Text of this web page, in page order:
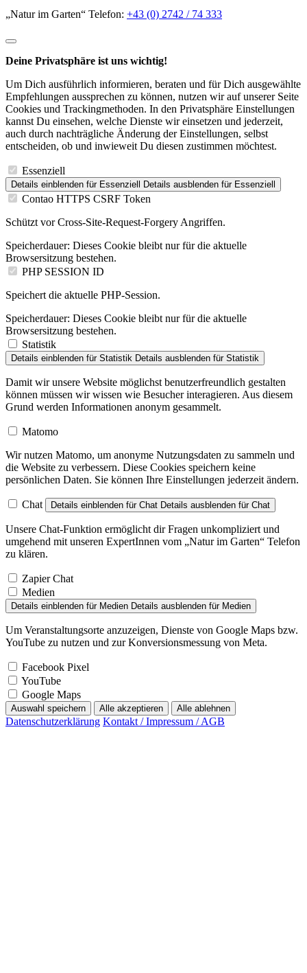
„Natur im Garten“ Telefon: +43 (0) 2742 / 74 333
Deine Privatsphäre ist uns wichtig!
Um Dich ausführlich informieren, beraten und für Dich ausgewählte
Empfehlungen aussprechen zu können, nutzen wir auf unserer Seite
Cookies und Trackingmethoden. In den Privatsphäre Einstellungen
kannst Du einsehen, welche Dienste wir einsetzen und jederzeit,
auch durch nachträgliche Änderung der Einstellungen, selbst
entscheiden, ob und inwieweit Du diesen zustimmen möchtest.
Essenziell
Details einblenden für Essenziell Details ausblenden für Essenziell
Contao HTTPS CSRF Token
Schützt vor Cross-Site-Request-Forgery Angriffen.
Speicherdauer: Dieses Cookie bleibt nur für die aktuelle
Browsersitzung bestehen.
PHP SESSION ID
Speichert die aktuelle PHP-Session.
Speicherdauer: Dieses Cookie bleibt nur für die aktuelle
Browsersitzung bestehen.
Statistik
Details einblenden für Statistik Details ausblenden für Statistik
Damit wir unsere Website möglichst benutzerfreundlich gestalten
können müssen wir wissen wie Besucher interagieren. Aus diesem
Grund werden Informationen anonym gesammelt.
Matomo
Wir nutzen Matomo, um anonyme Nutzungsdaten zu sammeln und
die Website zu verbessern. Diese Cookies speichern keine
persönlichen Daten. Sie können Ihre Einstellungen jederzeit ändern.
Chat Details einblenden für Chat Details ausblenden für Chat
Unsere Chat-Funktion ermöglicht dir Fragen unkompliziert und
umgehend mit unseren ExpertInnen vom „Natur im Garten“ Telefon
zu klären.
Zapier Chat
Medien
Details einblenden für Medien Details ausblenden für Medien
Um Veranstaltungsorte anzuzeigen, Dienste von Google Maps bzw.
YouTube zu nutzen und zur Konversionsmessung von Meta.
Facebook Pixel
YouTube
Google Maps
Auswahl speichern Alle akzeptieren Alle ablehnen
Datenschutzerklärung Kontakt / Impressum / AGB